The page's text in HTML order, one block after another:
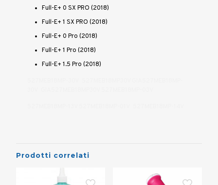
Full-E+ 0 SX PRO (2018)
Full-E+ 1 SX PRO (2018)
Full-E+ 0 Pro (2018)
Full-E+ 1 Pro (2018)
Full-E+ 1.5 Pro (2018)
Prodotti correlati